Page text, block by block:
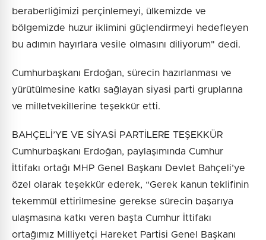
beraberliğimizi perçinlemeyi, ülkemizde ve
bölgemizde huzur iklimini güçlendirmeyi hedefleyen
bu adımın hayırlara vesile olmasını diliyorum" dedi.
Cumhurbaşkanı Erdoğan, sürecin hazırlanması ve
yürütülmesine katkı sağlayan siyasi parti gruplarına
ve milletvekillerine teşekkür etti.
BAHÇELİ’YE VE SİYASİ PARTİLERE TEŞEKKÜR
Cumhurbaşkanı Erdoğan, paylaşımında Cumhur
İttifakı ortağı MHP Genel Başkanı Devlet Bahçeli’ye
özel olarak teşekkür ederek, “Gerek kanun teklifinin
tekemmül ettirilmesine gerekse sürecin başarıya
ulaşmasına katkı veren başta Cumhur İttifakı
ortağımız Milliyetçi Hareket Partisi Genel Başkanı